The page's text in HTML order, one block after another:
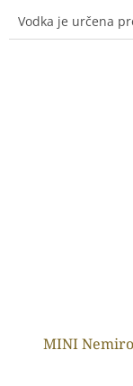
Vodka je určena
MINI